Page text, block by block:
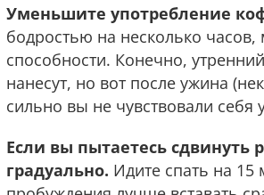
Уменьшите употребление
бодростью на несколько
способности. Конечно,
нанесут, но вот после ужина
сильно вы не чувствовали себя
Если вы пытаетесь сдвинуть
градуально. Идите спать на